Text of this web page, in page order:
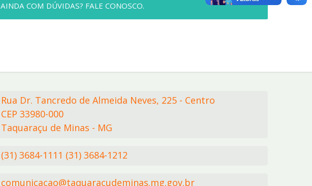
AINDA COM DÚVIDAS? FALE CONOSCO.
Rua Dr. Tancredo de Almeida Neves, 225 - Centro
CEP 33980-000
Taquaraçu de Minas - MG
(31) 3684-1111 (31) 3684-1212
comunicacao@taquaracudeminas.mg.gov.br